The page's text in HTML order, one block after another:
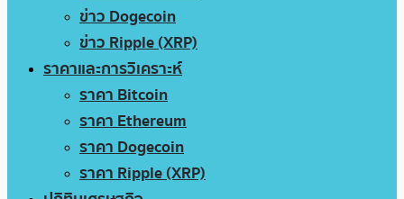
ข่าว Dogecoin
ข่าว Ripple (XRP)
ราคาและการวิเคราะห์
ราคา Bitcoin
ราคา Ethereum
ราคา Dogecoin
ราคา Ripple (XRP)